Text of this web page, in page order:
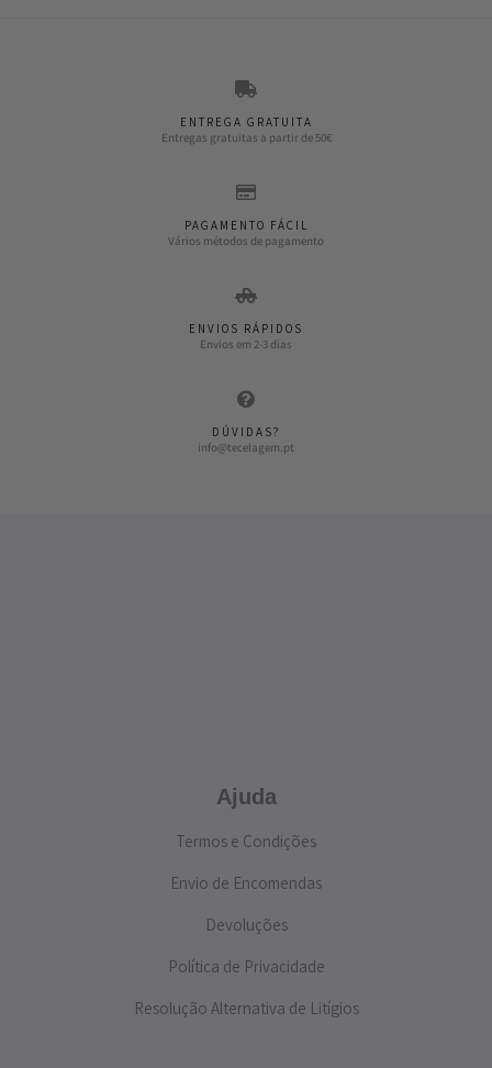
ENTREGA GRATUITA
Entregas gratuitas a partir de 50€
PAGAMENTO FÁCIL
Vários métodos de pagamento
ENVIOS RÁPIDOS
Envios em 2-3 dias
DÚVIDAS?
info@tecelagem.pt
Ajuda
Termos e Condições
Envio de Encomendas
Devoluções
Política de Privacidade
Resolução Alternativa de Litígios